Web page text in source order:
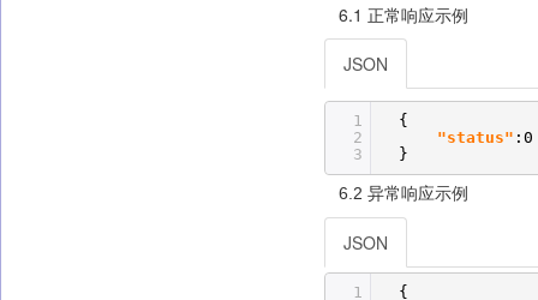
6.1 正常响应示例
JSON
1
2
3
{
"status" :0
}
6.2 异常响应示例
JSON
1
{